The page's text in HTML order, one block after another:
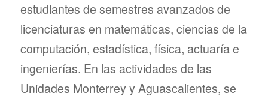
estudiantes de semestres avanzados de
licenciaturas en matemáticas, ciencias de la
computación, estadística, física, actuaría e
ingenierías. En las actividades de las
Unidades Monterrey y Aguascalientes, se